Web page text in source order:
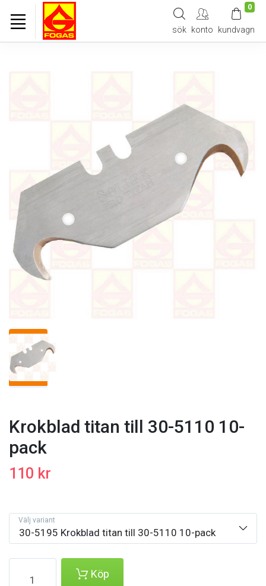
sök konto
0
kundvagn
Krokblad titan till 30-5110 10-
pack
110 kr
30-5195 Krokblad titan till 30-5110 10-pack
Välj variant
Köp